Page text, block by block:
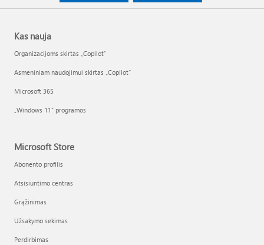
Kas nauja
Organizacijoms skirtas „Copilot“
Asmeniniam naudojimui skirtas „Copilot“
Microsoft 365
„Windows 11“ programos
Microsoft Store
Abonento profilis
Atsisiuntimo centras
Grąžinimas
Užsakymo sekimas
Perdirbimas